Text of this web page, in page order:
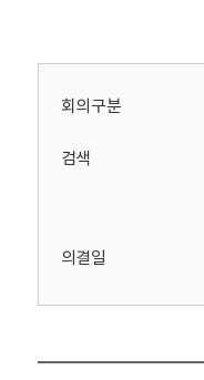
회
회의구분
검색
의결일